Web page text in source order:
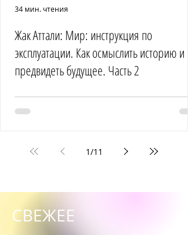
Жак Аттали: Мир: инструкция по
эксплуатации. Как осмыслить историю и
предвидеть будущее. Часть 2
34 мин. чтения
1/11
СВЕЖЕЕ